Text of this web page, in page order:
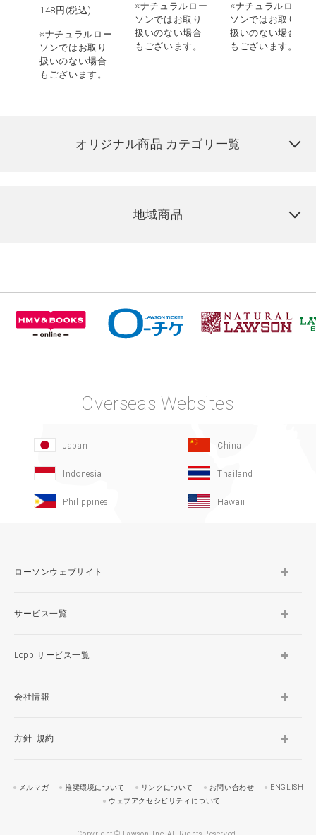
148 円(税込)
※ナチュラルロー
ソンではお取り
扱いのない場合
もございます。
※ナチュラルロー
ソンではお取り
扱いのない場合
もございます。
※ナチュラルロー
ソンではお取り
扱いのない場合
もございます。
オリジナル商品 カテゴリ一覧
地域商品
Overseas Websites
Japan China
Indonesia Thailand
Philippines Hawaii
ローソンウェブサイト
サービス一覧
Loppiサービス一覧
会社情報
方針･規約
メルマガ 推奨環境について リンクについて お問い合わせ
ENGLISH
ウェブアクセシビリティについて